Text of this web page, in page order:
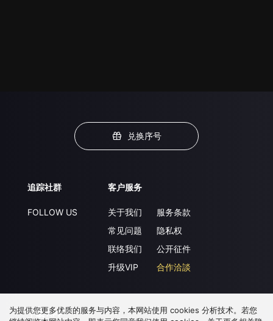
兑换序号
追踪社群
FOLLOW US
客户服务
关于我们
常见问题
联络我们
升级VIP
服务条款
隐私权
公开征件
合作洽談
下载 APP
为提供您更多优质的服务与内容，本网站使用 cookies 分析技术。若您